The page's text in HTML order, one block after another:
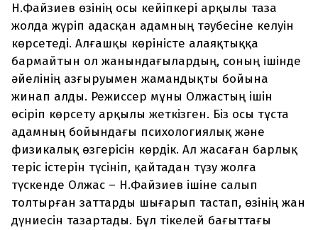
Н.Файзиев өзінің осы кейіпкері арқылы таза
жолда жүріп адасқан адамның тәубесіне келуін
көрсетеді. Алғашқы көріністе алаяқтыққа
бармайтын ол жанындағылардың, соның ішінде
әйелінің азғыруымен жамандықты бойына
жинап алды. Режиссер мұны Олжастың ішін
өсіріп көрсету арқылы жеткізген. Біз осы тұста
адамның бойындағы психологиялық және
физикалық өзгерісін көрдік. Ал жасаған барлық
теріс істерін түсініп, қайтадан түзу жолға
түскенде Олжас – Н.Файзиев ішіне салып
толтырған заттарды шығарып тастап, өзінің жан
дүниесін тазартады. Бұл тікелей бағыттағы